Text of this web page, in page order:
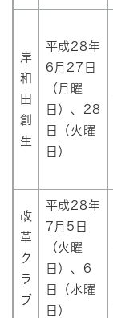
岸
和
田
創
生
平成28年
6月27日
（月曜
日）、28
日（火曜
日）
改
革
ク
ラ
ブ
平成28年
7月5日
（火曜
日）、6
日（水曜
日）